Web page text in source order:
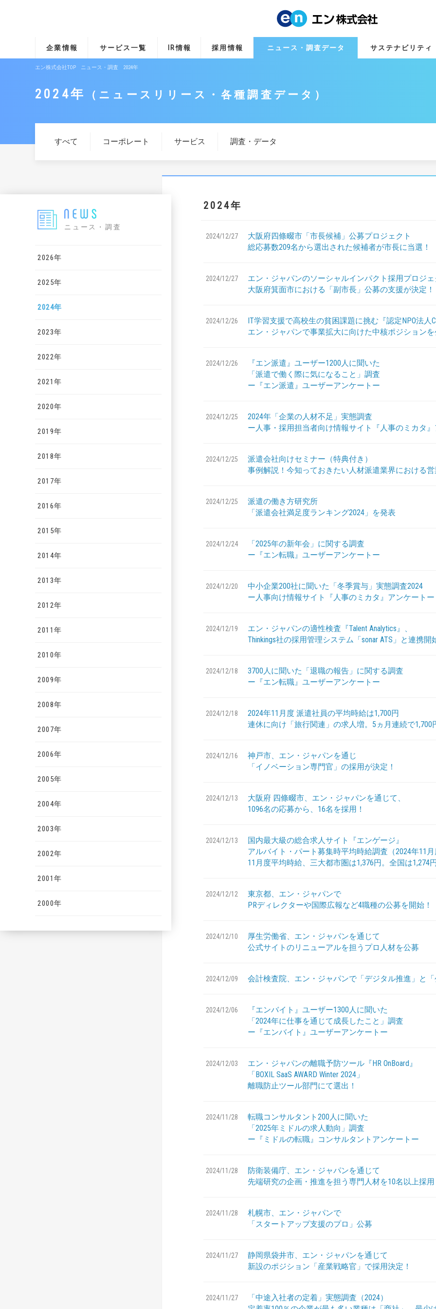
企業情報 サービス一覧 IR情報 採用情報 ニュース・調査データ サステナビリティ
エン株式会社TOP ニュース・調査 2024年
2024年 ニュースリリース・各種調査データ
すべて コーポレート サービス 調査・データ
ニュース・調査
2026年
2025年
2024年
2023年
2022年
2021年
2020年
2019年
2018年
2017年
2016年
2015年
2014年
2013年
2012年
2011年
2010年
2009年
2008年
2007年
2006年
2005年
2004年
2003年
2002年
2001年
2000年
2024年
2024/12/27
大阪府四條畷市「市長候補」公募プロジェクト
総応募数209名から選出された候補者が市長に当選！
2024/12/27
エン・ジャパンのソーシャルインパクト採用プロジ
大阪府箕面市における「副市長」公募の支援が決定！
2024/12/26
IT学習支援で高校生の貧困課題に挑む『認定NPO法人
エン・ジャパンで事業拡大に向けた中核ポジションを
2024/12/26
『エン派遣』ユーザー1200人に聞いた
「派遣で働く際に気になること」調査
ー『エン派遣』ユーザーアンケートー
2024/12/25
2024年「企業の人材不足」実態調査
ー人事・採用担当者向け情報サイト『人事のミカタ
2024/12/25
派遣会社向けセミナー（特典付き）
事例解説！今知っておきたい人材派遣業界における
2024/12/25
派遣の働き方研究所
「派遣会社満足度ランキング2024」を発表
2024/12/24
「2025年の新年会」に関する調査
ー『エン転職』ユーザーアンケートー
2024/12/20
中小企業200社に聞いた「冬季賞与」実態調査2024
ー人事向け情報サイト『人事のミカタ』アンケートー
2024/12/19
エン・ジャパンの適性検査『Talent Analytics』、
Thinkings社の採用管理システム「sonar ATS」と連携開
2024/12/18
3700人に聞いた「退職の報告」に関する調査
ー『エン転職』ユーザーアンケートー
2024/12/18
2024年11月度 派遣社員の平均時給は1,700円
連休に向け「旅行関連」の求人増。5ヵ月連続で1,700
2024/12/16
神戸市、エン・ジャパンを通じ
「イノベーション専門官」の採用が決定！
2024/12/13
大阪府 四條畷市、エン・ジャパンを通じて、
1096名の応募から、16名を採用！
2024/12/13
国内最大級の総合求人サイト『エンゲージ』
アルバイト・パート募集時平均時給調査（2024年11月
11月度平均時給、三大都市圏は1,376円。全国は1,274円
2024/12/12
東京都、エン・ジャパンで
PRディレクターや国際広報など4職種の公募を開始！
2024/12/10
厚生労働省、エン・ジャパンを通じて
公式サイトのリニューアルを担うプロ人材を公募
2024/12/09 会計検査院、エン・ジャパンで「デジタル推進」と
2024/12/06
『エンバイト』ユーザー1300人に聞いた
「2024年に仕事を通じて成長したこと」調査
ー『エンバイト』ユーザーアンケートー
2024/12/03
エン・ジャパンの離職予防ツール『HR OnBoard』
「BOXIL SaaS AWARD Winter 2024」
離職防止ツール部門にて選出！
2024/11/28
転職コンサルタント200人に聞いた
「2025年ミドルの求人動向」調査
ー『ミドルの転職』コンサルタントアンケートー
2024/11/28
防衛装備庁、エン・ジャパンを通じて
先端研究の企画・推進を担う専門人材を10名以上採用
2024/11/28
札幌市、エン・ジャパンで
「スタートアップ支援のプロ」公募
2024/11/27
静岡県袋井市、エン・ジャパンを通じて
新設のポジション「産業戦略官」で採用決定！
2024/11/27
「中途入社者の定着」実態調査（2024）